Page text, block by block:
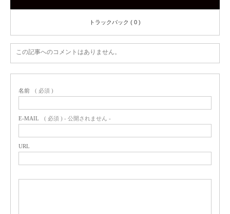
トラックバック ( 0 )
この記事へのコメントはありません。
名前 ( 必須 )
E-MAIL ( 必須 ) - 公開されません -
URL